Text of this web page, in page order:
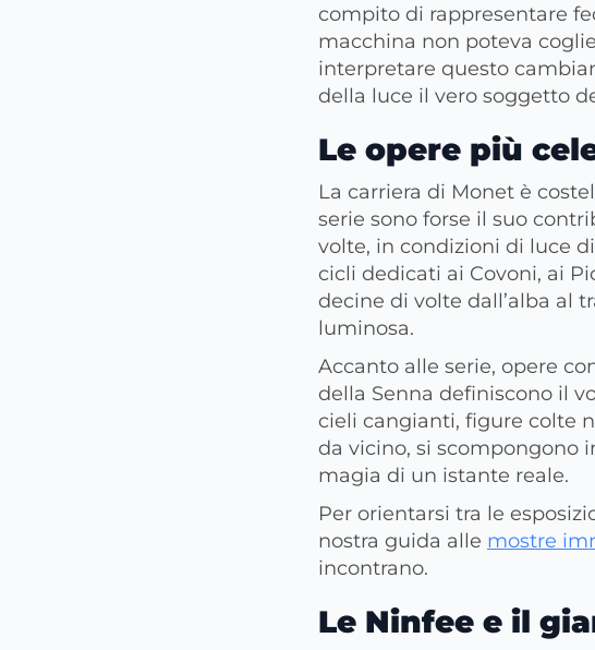
compito di rappresentare
macchina non poteva
interpretare questo
della luce il vero soggetto
Le opere più
La carriera di Monet è
serie sono forse il suo
volte, in condizioni di luce
cicli dedicati ai Covoni, ai
decine di volte dall’alba al
luminosa.
Accanto alle serie, opere
della Senna definiscono il
cieli cangianti, figure colte
da vicino, si scompongono
magia di un istante reale.
Per orientarsi tra le
nostra guida alle mostre
incontrano.
Le Ninfee e il